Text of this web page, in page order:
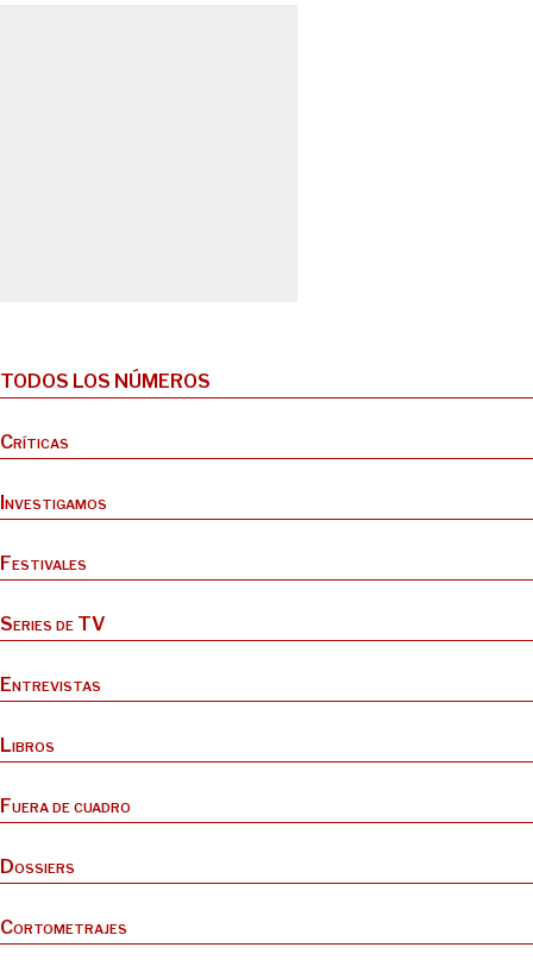
TODOS LOS NÚMEROS
Críticas
Investigamos
Festivales
Series de TV
Entrevistas
Libros
Fuera de cuadro
Dossiers
Cortometrajes